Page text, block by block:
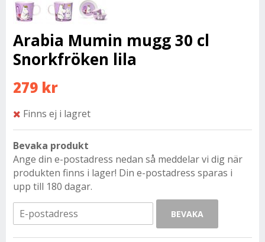
Arabia Mumin mugg 30 cl
Snorkfröken lila
279 kr
Finns ej i lagret
Bevaka produkt
Ange din e-postadress nedan så meddelar vi dig när
produkten finns i lager! Din e-postadress sparas i
upp till 180 dagar.
BEVAKA